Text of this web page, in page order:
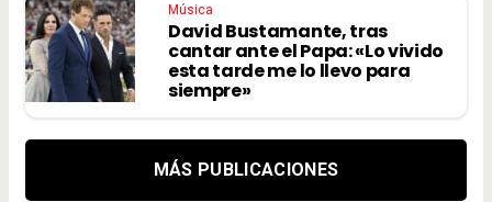
Música
David Bustamante, tras
cantar ante el Papa: «Lo vivido
esta tarde me lo llevo para
siempre»
MÁS PUBLICACIONES